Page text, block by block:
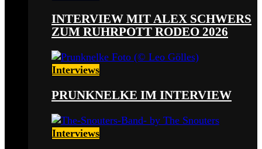
INTERVIEW MIT ALEX SCHWERS
ZUM RUHRPOTT RODEO 2026
Interviews
PRUNKNELKE IM INTERVIEW
Interviews